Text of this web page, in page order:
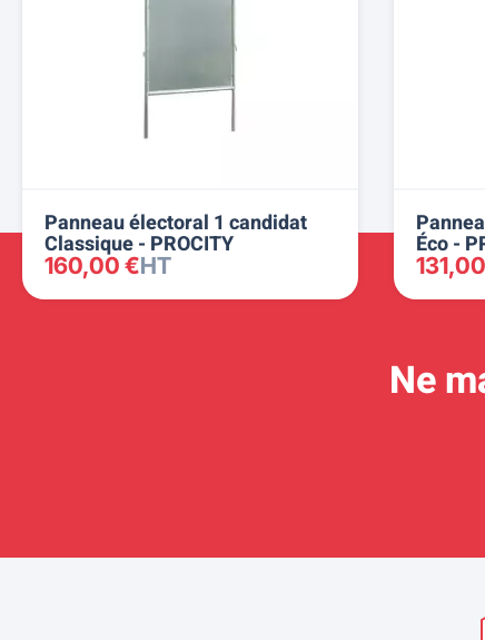
Panneau électoral 1 candidat
Classique - PROCITY
160,00 €HT
Éco -
Ne